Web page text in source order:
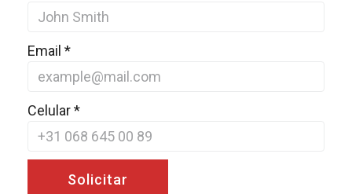
Email *
Celular*
Solicitar